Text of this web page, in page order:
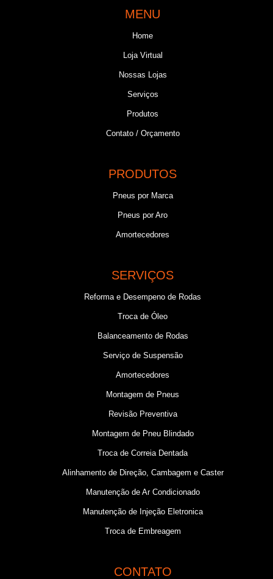
MENU
Home
Loja Virtual
Nossas Lojas
Serviços
Produtos
Contato / Orçamento
PRODUTOS
Pneus por Marca
Pneus por Aro
Amortecedores
SERVIÇOS
Reforma e Desempeno de Rodas
Troca de Óleo
Balanceamento de Rodas
Serviço de Suspensão
Amortecedores
Montagem de Pneus
Revisão Preventiva
Montagem de Pneu Blindado
Troca de Correia Dentada
Alinhamento de Direção, Cambagem e Caster
Manutenção de Ar Condicionado
Manutenção de Injeção Eletronica
Troca de Embreagem
CONTATO